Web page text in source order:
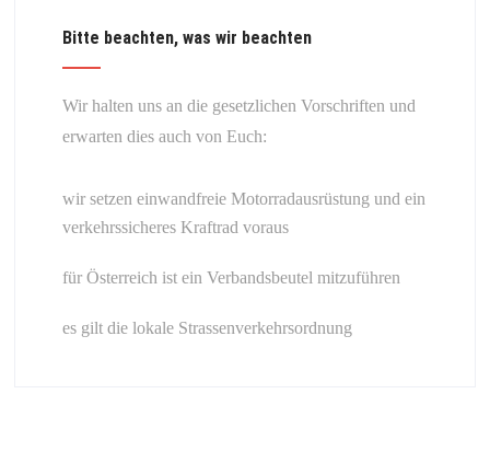
Bitte beachten, was wir beachten
Wir halten uns an die gesetzlichen Vorschriften und
erwarten dies auch von Euch:
wir setzen einwandfreie Motorradausrüstung und ein
verkehrssicheres Kraftrad voraus
für Österreich ist ein Verbandsbeutel mitzuführen
es gilt die lokale Strassenverkehrsordnung